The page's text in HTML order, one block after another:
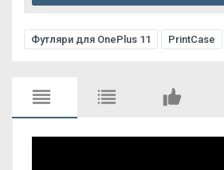
Футляри для OnePlus 11 PrintCase